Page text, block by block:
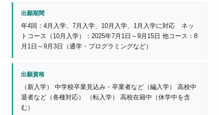
出願期間
年4回：4月入学、7月入学、10月入学、1月入学に対応 ネッ
トコース（10月入学）：2025年7月1日～9月15日 他コース：8
月1日～9月3日（通学・プログラミングなど）
出願資格
（新入学） 中学校卒業見込み・卒業者など（編入学） 高校中
退者など（各種対応） （転入学） 高校在籍中（休学中を含
む）